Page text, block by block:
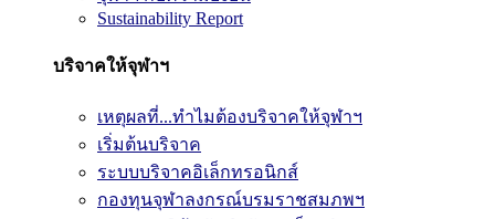
Sustainability Report
บริจาคให้จุฬาฯ
เหตุผลที่...ทำไมต้องบริจาคให้จุฬาฯ
เริ่มต้นบริจาค
ระบบบริจาคอิเล็กทรอนิกส์
กองทุนจุฬาลงกรณ์บรมราชสมภพฯ